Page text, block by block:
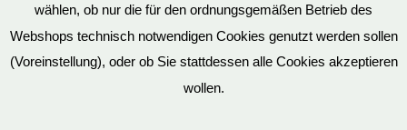
Vertrag widerrufen
wählen, ob nur die für den ordnungsgemäßen Betrieb des
Webshops technisch notwendigen Cookies genutzt werden sollen
(Voreinstellung), oder ob Sie stattdessen alle Cookies akzeptieren
wollen.